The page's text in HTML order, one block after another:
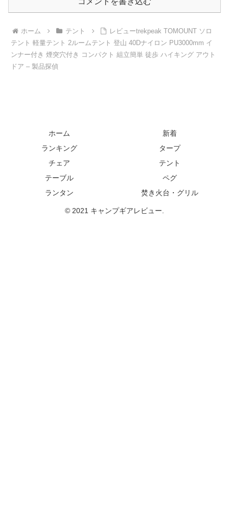
ホーム テント
レビューtrekpeak TOMOUNT ソロ
テント 軽量テント 2ルームテント 登山 40Dナイロン PU3000mm イ
ンナー付き 煙突穴付き コンパクト 組立簡単 徒歩 ハイキング アウト
ドア – 製品探偵
ホーム
新着
ランキング
タープ
チェア
テント
テーブル
ペグ
ランタン
焚き火台・グリル
© 2021 キャンプギアレビュー.